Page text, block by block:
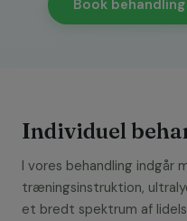
Book behandling
Individuel
I vores behandling indgår
træningsinstruktion,
et bredt spektrum af